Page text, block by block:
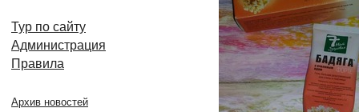
Тур по сайту
Администрация
Правила
Архив новостей